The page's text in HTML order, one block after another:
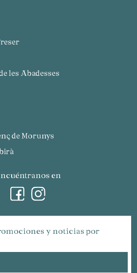
les Abadesses
de Morunys
en
y noticias por